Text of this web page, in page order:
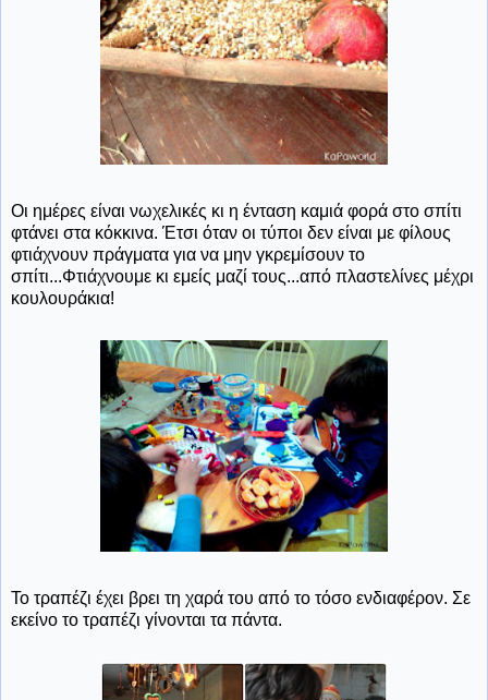
Οι ημέρες είναι νωχελικές κι η ένταση καμιά φορά στο σπίτι
φτάνει στα κόκκινα. Έτσι όταν οι τύποι δεν είναι με φίλους
φτιάχνουν πράγματα για να μην γκρεμίσουν το
σπίτι...Φτιάχνουμε κι εμείς μαζί τους...από πλαστελίνες μέχρι
κουλουράκια!
Το τραπέζι έχει βρει τη χαρά του από το τόσο ενδιαφέρον. Σε
εκείνο το τραπέζι γίνονται τα πάντα.